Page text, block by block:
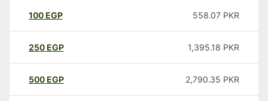
100 EGP 558.07 PKR
250 EGP 1,395.18 PKR
500 EGP 2,790.35 PKR